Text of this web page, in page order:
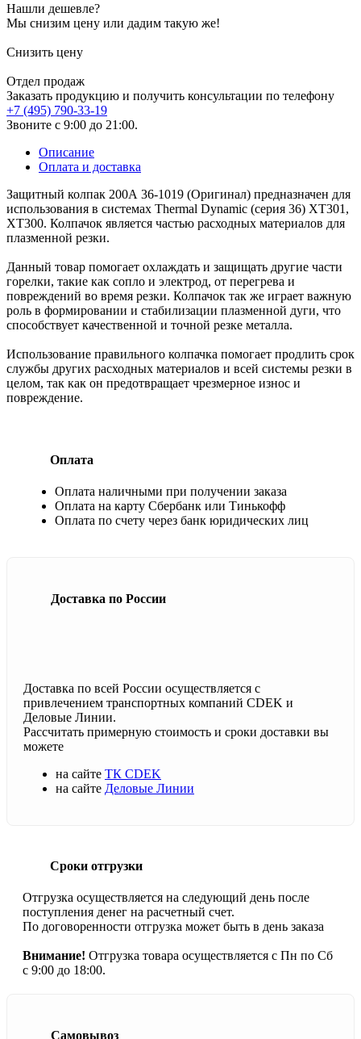
Нашли дешевле?
Мы снизим цену или дадим такую же!
Снизить цену
Отдел продаж
Заказать продукцию и получить консультации по телефону
+7 (495) 790-33-19
Звоните с 9:00 до 21:00.
Описание
Оплата и доставка
Защитный колпак 200А 36-1019 (Оригинал) предназначен для
использования в системах Thermal Dynamic (серия 36) XT301,
XT300. Колпачок является частью расходных материалов для
плазменной резки.
Данный товар помогает охлаждать и защищать другие части
горелки, такие как сопло и электрод, от перегрева и
повреждений во время резки. Колпачок так же играет важную
роль в формировании и стабилизации плазменной дуги, что
способствует качественной и точной резке металла.
Использование правильного колпачка помогает продлить срок
службы других расходных материалов и всей системы резки в
целом, так как он предотвращает чрезмерное износ и
повреждение.
Оплата
Оплата наличными при получении заказа
Оплата на карту Сбербанк или Тинькофф
Оплата по счету через банк юридических лиц
Доставка по России
Доставка по всей России осуществляется с
привлечением транспортных компаний CDEK и
Деловые Линии.
Рассчитать примерную стоимость и сроки доставки вы
можете
на сайте ТК CDEK
на сайте Деловые Линии
Сроки отгрузки
Отгрузка осуществляется на следующий день после
поступления денег на расчетный счет.
По договоренности отгрузка может быть в день заказа
Внимание! Отгрузка товара осуществляется с Пн по Сб
с 9:00 до 18:00.
Самовывоз